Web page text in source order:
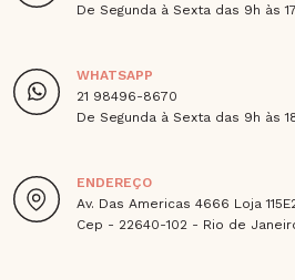
De Segunda à Sexta das 9h às
WHATSAPP
21 98496-8670
De Segunda à Sexta das 9h às
ENDEREÇO
Av. Das Americas 4666 Loja
Cep - 22640-102 - Rio de